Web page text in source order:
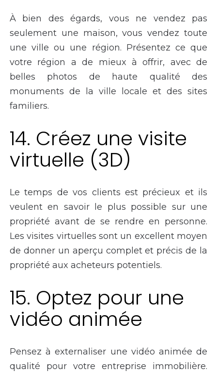
À bien des égards, vous ne vendez pas
seulement une maison, vous vendez toute
une ville ou une région. Présentez ce que
votre région a de mieux à offrir, avec de
belles photos de haute qualité des
monuments de la ville locale et des sites
familiers.
14. Créez une visite
virtuelle (3D)
Le temps de vos clients est précieux et ils
veulent en savoir le plus possible sur une
propriété avant de se rendre en personne.
Les visites virtuelles sont un excellent moyen
de donner un aperçu complet et précis de la
propriété aux acheteurs potentiels.
15. Optez pour une
vidéo animée
Pensez à externaliser une vidéo animée de
qualité pour votre entreprise immobilière.